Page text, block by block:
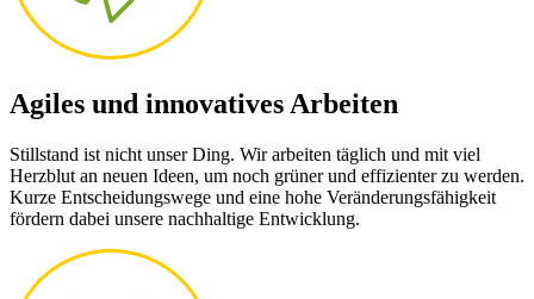
Agiles und innovatives Arbeiten
Stillstand ist nicht unser Ding. Wir arbeiten täglich und mit viel
Herzblut an neuen Ideen, um noch grüner und effizienter zu werden.
Kurze Entscheidungswege und eine hohe Veränderungsfähigkeit
fördern dabei unsere nachhaltige Entwicklung.